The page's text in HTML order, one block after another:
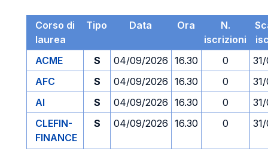
Corso di
laurea
Tipo Data Ora
N.
iscrizioni
ACME
S 04/09/2026 16.30 0
AFC
S 04/09/2026 16.30 0
AI
S 04/09/2026 16.30 0
CLEFIN-
FINANCE
S 04/09/2026 16.30 0